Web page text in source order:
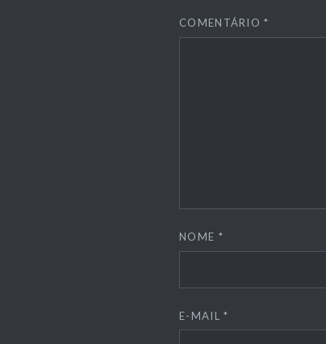
COMENTÁRIO*
NOME *
E-MAIL*